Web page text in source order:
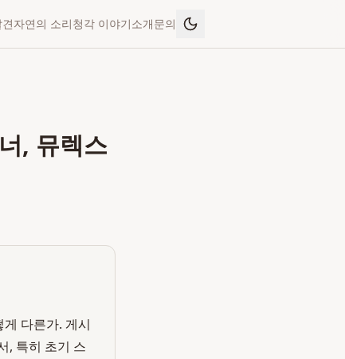
자연의 소리청각 이야기소개문의
, 뮤렉스
다른가. 게시
, 특히 초기 스